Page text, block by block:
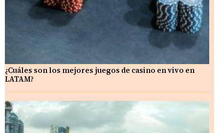
¿Cuáles son los mejores juegos de casino en vivo en
LATAM?